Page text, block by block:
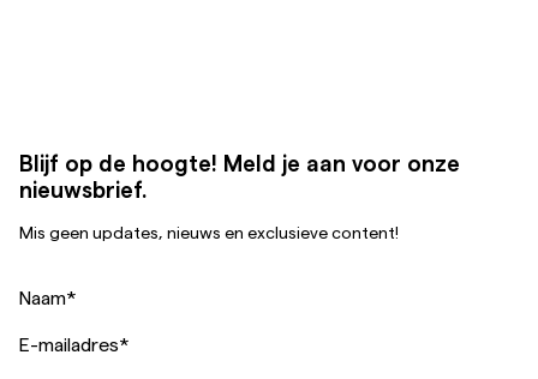
Blijf op de hoogte! Meld je aan voor onze
nieuwsbrief.
Mis geen updates, nieuws en exclusieve content!
Naam*
E-mailadres*